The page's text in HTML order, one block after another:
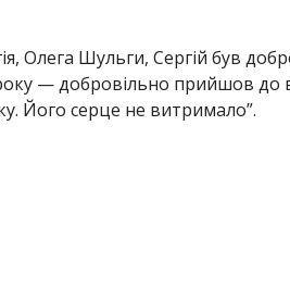
Олега Шульги, Сергій був
— добровільно прийшов до
Його серце не витримало”.